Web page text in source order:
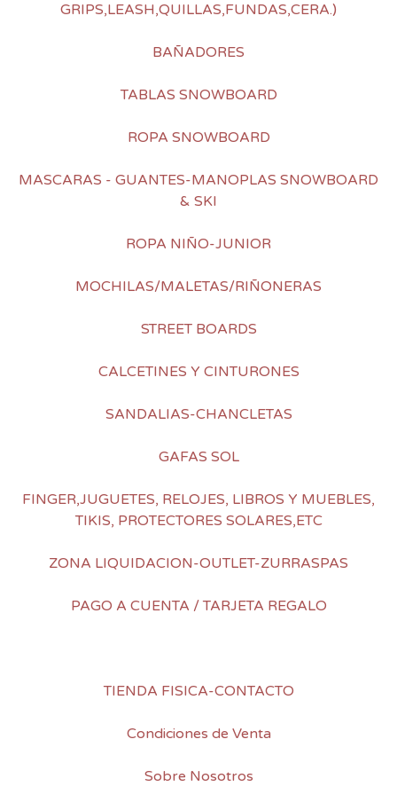
GRIPS,LEASH,QUILLAS,FUNDAS,CERA.)
BAÑADORES
TABLAS SNOWBOARD
ROPA SNOWBOARD
MASCARAS - GUANTES-MANOPLAS SNOWBOARD
& SKI
ROPA NIÑO-JUNIOR
MOCHILAS/MALETAS/RIÑONERAS
STREET BOARDS
CALCETINES Y CINTURONES
SANDALIAS-CHANCLETAS
GAFAS SOL
FINGER,JUGUETES, RELOJES, LIBROS Y MUEBLES,
TIKIS, PROTECTORES SOLARES,ETC
ZONA LIQUIDACION-OUTLET-ZURRASPAS
PAGO A CUENTA / TARJETA REGALO
TIENDA FISICA-CONTACTO
Condiciones de Venta
Sobre Nosotros